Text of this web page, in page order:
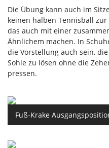
Die Übung kann auch im
keinen halben Tennisball
das auch mit einer
Ähnlichem machen. In
die Vorstellung auch sein,
Sohle zu lösen ohne die
pressen.
Fuß-Krake